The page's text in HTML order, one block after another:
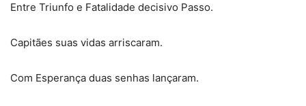
Entre Triunfo e Fatalidade decisivo Passo.
Capitães suas vidas arriscaram.
Com Esperança duas senhas lançaram.